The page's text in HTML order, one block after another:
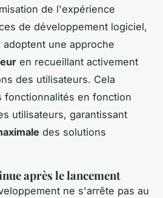
de l'expérience
de développement logiciel,
une approche
en recueillant activement
des utilisateurs. Cela
fonctionnalités en fonction
utilisateurs, garantissant
des solutions
après le lancement
ne s'arrête pas au